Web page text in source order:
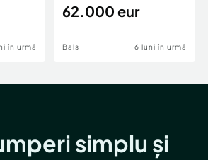
Pia
în urmă
Periferie
62.000 eur
Bals 6 luni în urmă
simplu și